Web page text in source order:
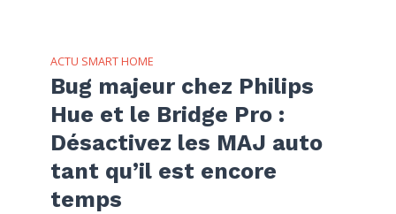
ACTU SMART HOME
Bug majeur chez Philips
Hue et le Bridge Pro :
Désactivez les MAJ auto
tant qu’il est encore
temps